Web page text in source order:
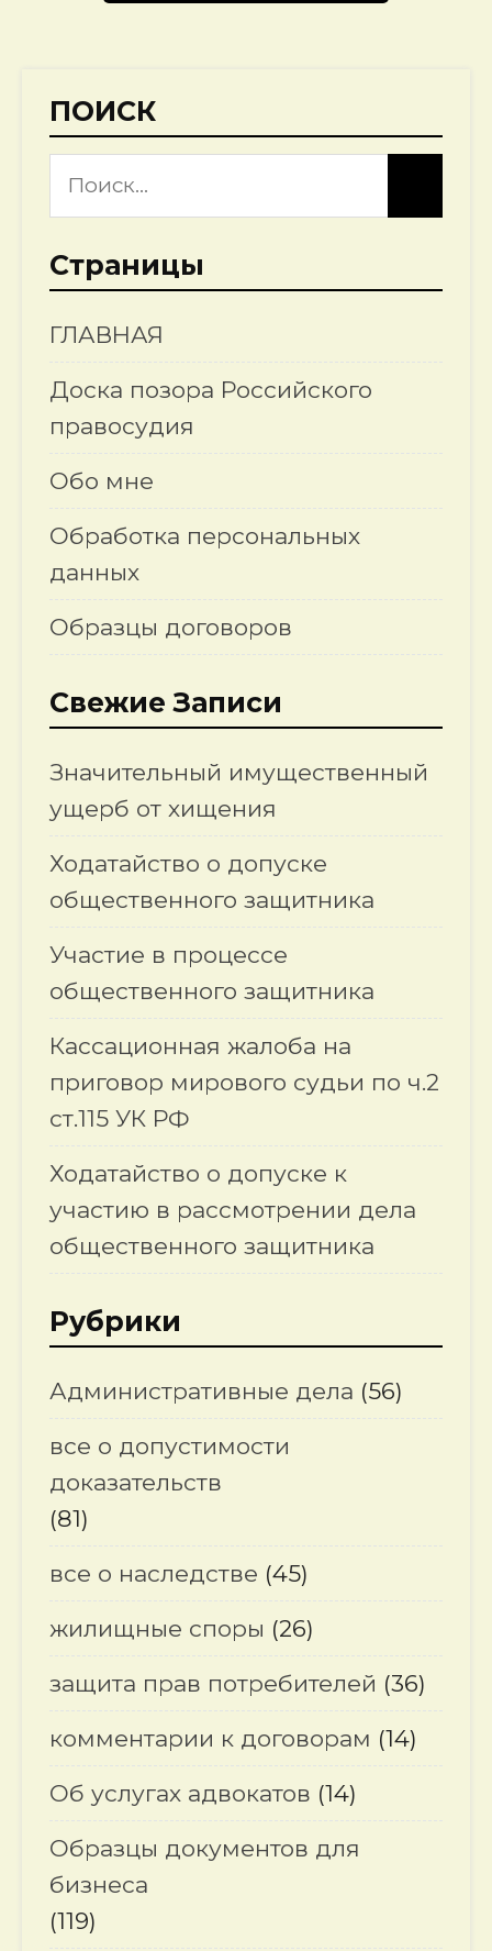
ПОИСК
Страницы
ГЛАВНАЯ
Доска позора Российского
правосудия
Обо мне
Обработка персональных
данных
Образцы договоров
Свежие Записи
Значительный имущественный
ущерб от хищения
Ходатайство о допуске
общественного защитника
Участие в процессе
общественного защитника
Кассационная жалоба на
приговор мирового судьи по ч.2
ст.115 УК РФ
Ходатайство о допуске к
участию в рассмотрении дела
общественного защитника
Рубрики
Административные дела (56)
все о допустимости
доказательств
(81)
все о наследстве (45)
жилищные споры (26)
защита прав потребителей (36)
комментарии к договорам (14)
Об услугах адвокатов (14)
Образцы документов для
бизнеса
(119)